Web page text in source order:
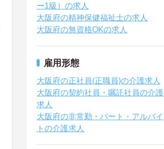
ー1級）の求人
大阪府の精神保健福祉士の求人
大阪府の無資格OKの求人
雇用形態
大阪府の正社員(正職員)の介護求人
大阪府の契約社員・嘱託社員の介護
求人
大阪府の非常勤・パート・アルバイ
トの介護求人